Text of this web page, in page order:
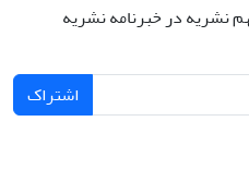
نشریه در خبرنامه نشریه
اشتراک